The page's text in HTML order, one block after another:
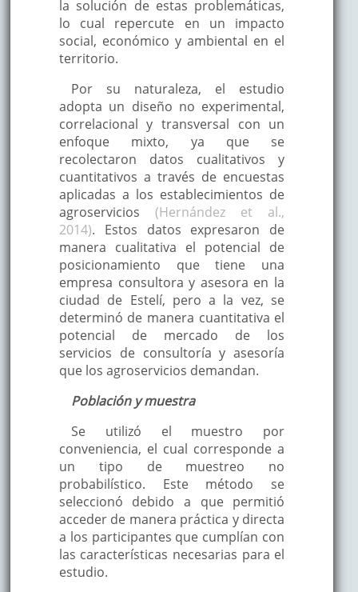
la solución de estas problemáticas,
lo cual repercute en un impacto
social, económico y ambiental en el
territorio.
Por su naturaleza, el estudio
adopta un diseño no experimental,
correlacional y transversal con un
enfoque mixto, ya que se
recolectaron datos cualitativos y
cuantitativos a través de encuestas
aplicadas a los establecimientos de
agroservicios (Hernández et al.,
2014). Estos datos expresaron de
manera cualitativa el potencial de
posicionamiento que tiene una
empresa consultora y asesora en la
ciudad de Estelí, pero a la vez, se
determinó de manera cuantitativa el
potencial de mercado de los
servicios de consultoría y asesoría
que los agroservicios demandan.
Población y muestra
Se utilizó el muestro por
conveniencia, el cual corresponde a
un tipo de muestreo no
probabilístico. Este método se
seleccionó debido a que permitió
acceder de manera práctica y directa
a los participantes que cumplían con
las características necesarias para el
estudio.